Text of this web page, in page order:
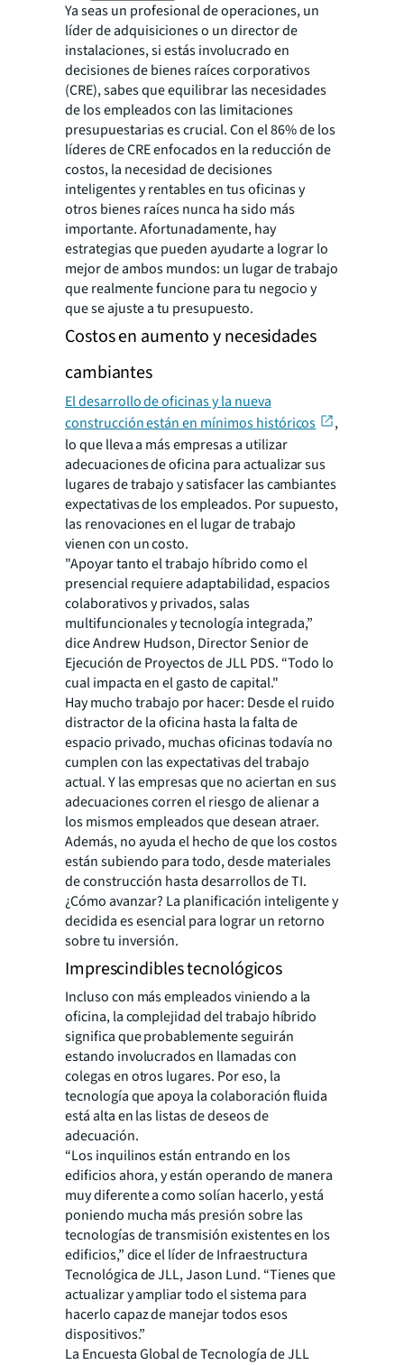
Ya seas un profesional de operaciones, un
líder de adquisiciones o un director de
instalaciones, si estás involucrado en
decisiones de bienes raíces corporativos
(CRE), sabes que equilibrar las necesidades
de los empleados con las limitaciones
presupuestarias es crucial. Con el 86% de los
líderes de CRE enfocados en la reducción de
costos, la necesidad de decisiones
inteligentes y rentables en tus oficinas y
otros bienes raíces nunca ha sido más
importante. Afortunadamente, hay
estrategias que pueden ayudarte a lograr lo
mejor de ambos mundos: un lugar de trabajo
que realmente funcione para tu negocio y
que se ajuste a tu presupuesto.
Costos en aumento y necesidades
cambiantes
El desarrollo de oficinas y la nueva
construcción están en mínimos históricos
,
lo que lleva a más empresas a utilizar
adecuaciones de oficina para actualizar sus
lugares de trabajo y satisfacer las cambiantes
expectativas de los empleados. Por supuesto,
las renovaciones en el lugar de trabajo
vienen con un costo.
"Apoyar tanto el trabajo híbrido como el
presencial requiere adaptabilidad, espacios
colaborativos y privados, salas
multifuncionales y tecnología integrada,”
dice Andrew Hudson, Director Senior de
Ejecución de Proyectos de JLL PDS. “Todo lo
cual impacta en el gasto de capital."
Hay mucho trabajo por hacer: Desde el ruido
distractor de la oficina hasta la falta de
espacio privado, muchas oficinas todavía no
cumplen con las expectativas del trabajo
actual. Y las empresas que no aciertan en sus
adecuaciones corren el riesgo de alienar a
los mismos empleados que desean atraer.
Además, no ayuda el hecho de que los costos
están subiendo para todo, desde materiales
de construcción hasta desarrollos de TI.
¿Cómo avanzar? La planificación inteligente y
decidida es esencial para lograr un retorno
sobre tu inversión.
Imprescindibles tecnológicos
Incluso con más empleados viniendo a la
oficina, la complejidad del trabajo híbrido
significa que probablemente seguirán
estando involucrados en llamadas con
colegas en otros lugares. Por eso, la
tecnología que apoya la colaboración fluida
está alta en las listas de deseos de
adecuación.
“Los inquilinos están entrando en los
edificios ahora, y están operando de manera
muy diferente a como solían hacerlo, y está
poniendo mucha más presión sobre las
tecnologías de transmisión existentes en los
edificios,” dice el líder de Infraestructura
Tecnológica de JLL, Jason Lund. “Tienes que
actualizar y ampliar todo el sistema para
hacerlo capaz de manejar todos esos
dispositivos.”
La Encuesta Global de Tecnologíade JLL